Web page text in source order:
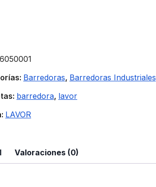
Barredoras, Barredoras Industriales
barredora, lavor
LAVOR
Valoraciones (0)